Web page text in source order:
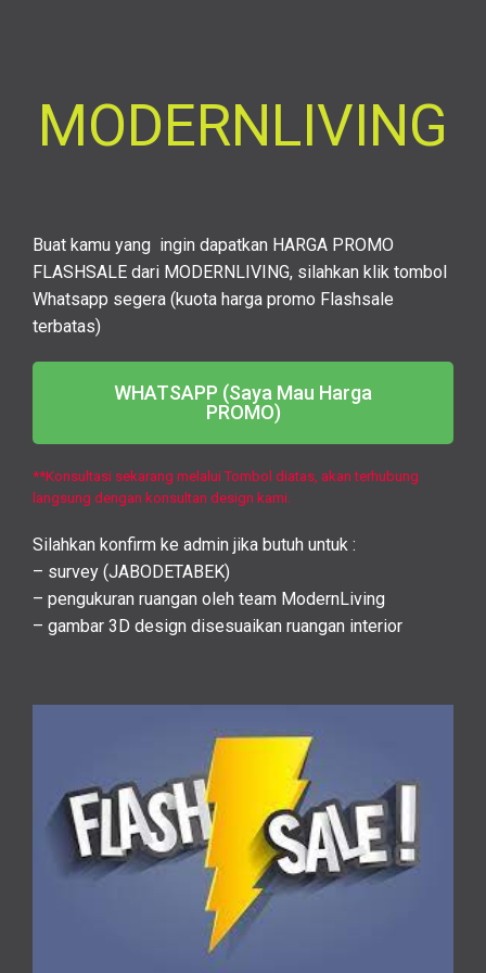
MODERNLIVING
Buat kamu yang ingin dapatkan HARGA PROMO
FLASHSALE dari MODERNLIVING, silahkan klik tombol
Whatsapp segera (kuota harga promo Flashsale
terbatas)
WHATSAPP (Saya Mau Harga
PROMO)
**Konsultasi sekarang melalui Tombol diatas, akan terhubung
langsung dengan konsultan design kami.
Silahkan konfirm ke admin jika butuh untuk :
– survey (JABODETABEK)
– pengukuran ruangan oleh team ModernLiving
– gambar 3D design disesuaikan ruangan interior